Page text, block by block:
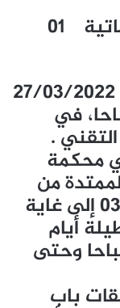
مهندس رئيسي في المعلوماتية 01
وستجرى هذه المسابقة يوم 27/03/2022
في
.
محكمة
من
الخميس الموافق 03/03/2022 إلى غاية
17/03/2022 ، طيلة أيام
وحتى
باب